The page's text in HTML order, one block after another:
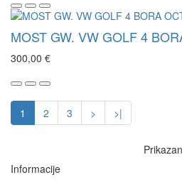
MOST GW. VW GOLF 4
300,00 €
1 2 3 > >|
Informacije